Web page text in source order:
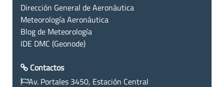
Dirección General de Aeronáutica
Meteorología Aeronáutica
Blog de Meteorología
IDE DMC (Geonode)
Contactos
Av. Portales 3450, Estación Central